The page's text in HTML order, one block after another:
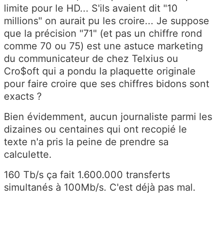
limite pour le HD... S'ils avaient dit "10
millions" on aurait pu les croire... Je suppose
que la précision "71" (et pas un chiffre rond
comme 70 ou 75) est une astuce marketing
du communicateur de chez Telxius ou
Cro$oft qui a pondu la plaquette originale
pour faire croire que ses chiffres bidons sont
exacts ?
Bien évidemment, aucun journaliste parmi les
dizaines ou centaines qui ont recopié le
texte n'a pris la peine de prendre sa
calculette.
160 Tb/s ça fait 1.600.000 transferts
simultanés à 100Mb/s. C'est déjà pas mal.